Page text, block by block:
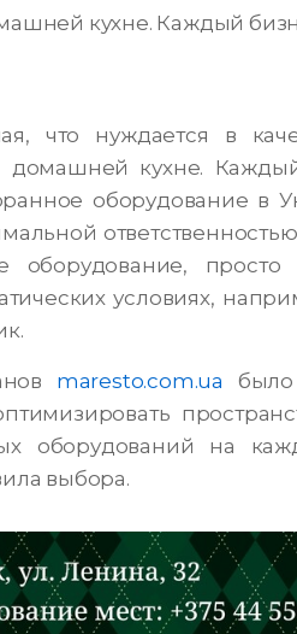
кухне. Каждый
что нуждается в
домашней кухне.
оборудование в
оборудование, просто
условиях,
maresto.com.ua
оборудований на
выбора.